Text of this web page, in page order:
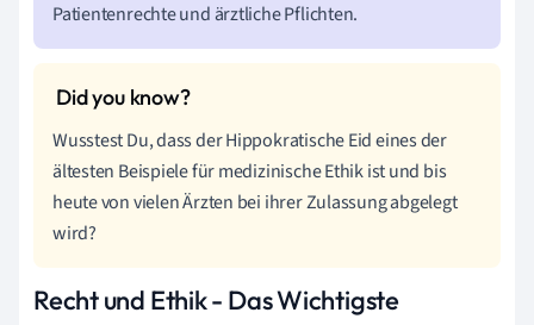
Patientenrechte und ärztliche Pflichten.
Wusstest Du, dass der Hippokratische Eid eines der
ältesten Beispiele für medizinische Ethik ist und bis
heute von vielen Ärzten bei ihrer Zulassung abgelegt
wird?
Recht und Ethik - Das Wichtigste